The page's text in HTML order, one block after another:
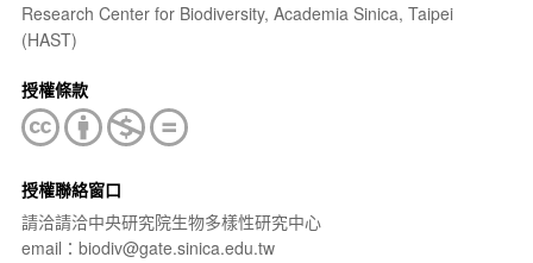
Research Center for Biodiversity, Academia Sinica, Taipei
(HAST)
授權條款
授權聯絡窗口
請洽請洽中央研究院生物多樣性研究中心
email：biodiv@gate.sinica.edu.tw